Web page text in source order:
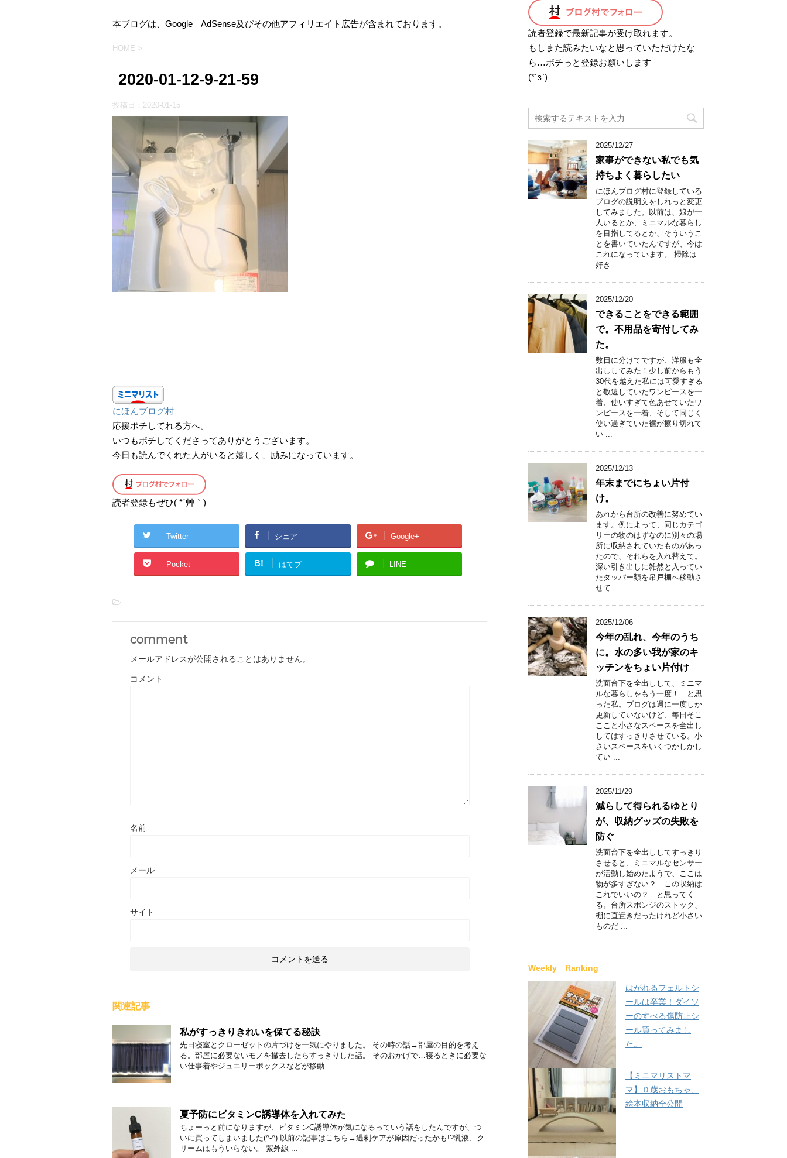
本ブログは、Google AdSense及びその他アフィリエイト広告が含まれております。
HOME >
2020-01-12-9-21-59
投稿日： 2020-01-15
にほんブログ村
応援ポチしてれる方へ。
いつもポチしてくださってありがとうございます。
今日も読んでくれた人がいると嬉しく、励みになっています。
読者登録もぜひ( *´艸｀)
Twitter シェア Google+
Pocket B! はてブ LINE
-
comment
メールアドレスが公開されることはありません。
コメント
名前
メール
サイト
関連記事
私がすっきりきれいを保てる秘訣
先日寝室とクローゼットの片づけを一気にやりました。 その時の話→部屋の目的を考え
る。部屋に必要ないモノを撤去したらすっきりした話。 そのおかげで…寝るときに必要な
い仕事着やジュエリーボックスなどが移動 ...
夏予防にビタミンC誘導体を入れてみた
ちょーっと前になりますが、ビタミンC誘導体が気になるっていう話をしたんですが、つ
いに買ってしまいました(^-^) 以前の記事はこちら→過剰ケアが原因だったかも!?乳液、ク
リームはもういらない。 紫外線 ...
読者登録で最新記事が受け取れます。
もしまた読みたいなと思っていただけたな
ら…ポチっと登録お願いします
(*´з`)
2025/12/27
家事ができない私でも気
持ちよく暮らしたい
にほんブログ村に登録している
ブログの説明文をしれっと変更
してみました。以前は、娘が一
人いるとか、ミニマルな暮らし
を目指してるとか、そういうこ
とを書いていたんですが、今は
これになっています。 掃除は
好き ...
2025/12/20
できることをできる範囲
で。不用品を寄付してみ
た。
数日に分けてですが、洋服も全
出ししてみた！少し前からもう
30代を越えた私には可愛すぎる
と敬遠していたワンピースを一
着、使いすぎて色あせていたワ
ンピースを一着、そして同じく
使い過ぎていた裾が擦り切れて
い ...
2025/12/13
年末までにちょい片付
け。
あれから台所の改善に努めてい
ます。例によって、同じカテゴ
リーの物のはずなのに別々の場
所に収納されていたものがあっ
たので、それらを入れ替えて。
深い引き出しに雑然と入ってい
たタッパー類を吊戸棚へ移動さ
せて ...
2025/12/06
今年の乱れ、今年のうち
に。水の多い我が家のキ
ッチンをちょい片付け
洗面台下を全出しして、ミニマ
ルな暮らしをもう一度！ と思
った私。ブログは週に一度しか
更新していないけど、毎日そこ
ここと小さなスペースを全出し
してはすっきりさせている。小
さいスペースをいくつかしかし
てい ...
2025/11/29
減らして得られるゆとり
が、収納グッズの失敗を
防ぐ
洗面台下を全出ししてすっきり
させると、ミニマルなセンサー
が活動し始めたようで、ここは
物が多すぎない？ この収納は
これでいいの？ と思ってく
る。台所スポンジのストック、
棚に直置きだったけれど小さい
ものだ ...
Weekly Ranking
はがれるフェルトシ
ールは卒業！ダイソ
ーのすべる傷防止シ
ール買ってみまし
た。
【ミニマリストマ
マ】０歳おもちゃ、
絵本収納全公開